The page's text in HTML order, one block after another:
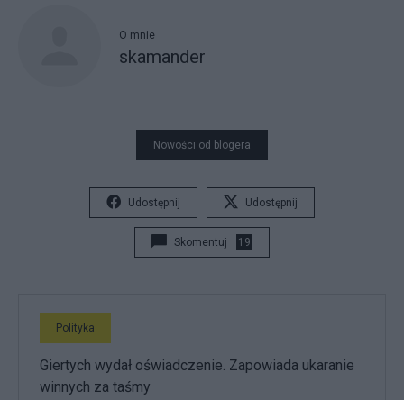
O mnie
skamander
Nowości od blogera
Udostępnij Udostępnij
Skomentuj 19
Polityka
Giertych wydał oświadczenie. Zapowiada ukaranie
winnych za taśmy